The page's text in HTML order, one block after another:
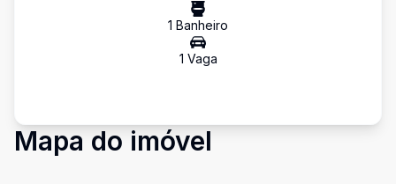
1 Banheiro
1 Vaga
Mapa do imóvel